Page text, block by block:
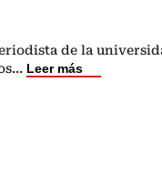
de la
... Leer más